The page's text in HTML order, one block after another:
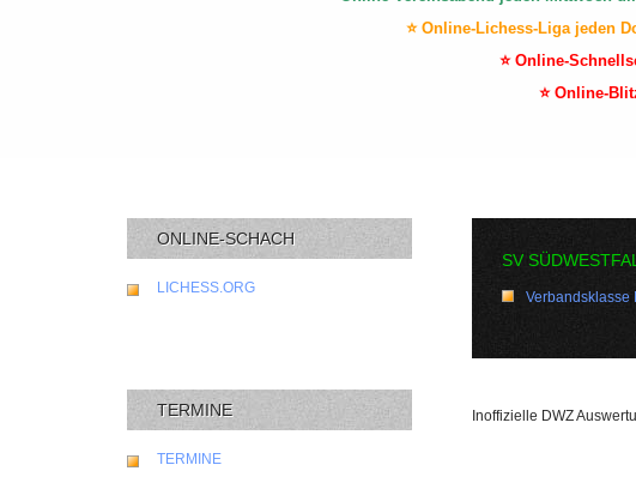
⭐ Online-Lichess-Liga jeden
⭐ Online-
⭐ Online-
ONLINE-SCHACH
LICHESS.ORG
TERMINE
TERMINE
SV
Verbandsklasse
Inoffizielle DWZ